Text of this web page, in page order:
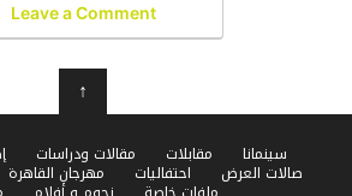
Leave a Comment
↑
سينمانا مقابلات مقالات ودراسات
صالات العرض احتفاليات مهرجان القاهرة